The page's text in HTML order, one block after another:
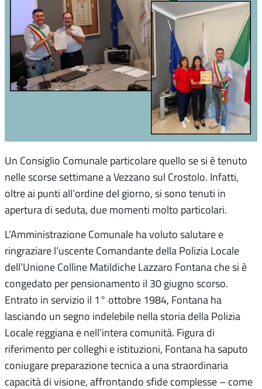
Un Consiglio Comunale particolare quello se si è tenuto
nelle scorse settimane a Vezzano sul Crostolo. Infatti,
oltre ai punti all’ordine del giorno, si sono tenuti in
apertura di seduta, due momenti molto particolari.
L’Amministrazione Comunale ha voluto salutare e
ringraziare l’uscente Comandante della Polizia Locale
dell’Unione Colline Matildiche Lazzaro Fontana che si è
congedato per pensionamento il 30 giugno scorso.
Entrato in servizio il 1° ottobre 1984, Fontana ha
lasciando un segno indelebile nella storia della Polizia
Locale reggiana e nell’intera comunità. Figura di
riferimento per colleghi e istituzioni, Fontana ha saputo
coniugare preparazione tecnica a una straordinaria
capacità di visione, affrontando sfide complesse – come